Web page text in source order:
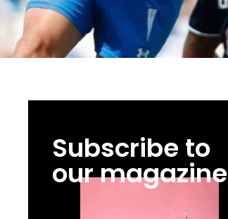
Subscribe to
our magazine